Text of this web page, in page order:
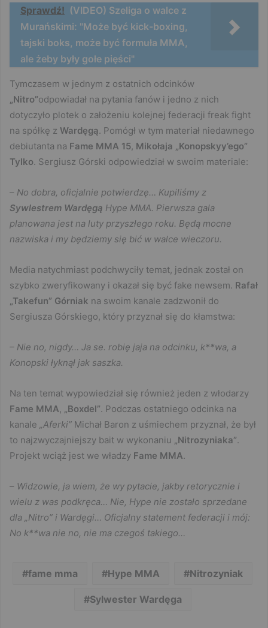
Sprawdź! (VIDEO) Szeliga o walce z
Murańskimi: "Może być kick-boxing,
tajski boks, może być formuła MMA,
ale żeby były gołe pięści"
Tymczasem w jednym z ostatnich odcinków
„Nitro”odpowiadał na pytania fanów i jedno z nich
dotyczyło plotek o założeniu kolejnej federacji freak fight
na spółkę z Wardęgą. Pomógł w tym materiał niedawnego
debiutanta na Fame MMA 15, Mikołaja „Konopskyy’ego”
Tylko. Sergiusz Górski odpowiedział w swoim materiale:
– No dobra, oficjalnie potwierdzę… Kupiliśmy z
Sywlestrem Wardęgą Hype MMA. Pierwsza gala
planowana jest na luty przyszłego roku. Będą mocne
nazwiska i my będziemy się bić w walce wieczoru.
Media natychmiast podchwyciły temat, jednak został on
szybko zweryfikowany i okazał się być fake newsem. Rafał
„Takefun” Górniak na swoim kanale zadzwonił do
Sergiusza Górskiego, który przyznał się do kłamstwa:
– Nie no, nigdy… Ja se. robię jaja na odcinku, k**wa, a
Konopski łyknął jak saszka.
Na ten temat wypowiedział się również jeden z włodarzy
Fame MMA, „Boxdel”. Podczas ostatniego odcinka na
kanale „Aferki” Michał Baron z uśmiechem przyznał, że był
to najzwyczajniejszy bait w wykonaniu „Nitrozyniaka”.
Projekt wciąż jest we władzy Fame MMA.
– Widzowie, ja wiem, że wy pytacie, jakby retorycznie i
wielu z was podkręca… Nie, Hype nie zostało sprzedane
dla „Nitro” i Wardęgi… Oficjalny statement federacji i mój:
No k**wa nie no, nie ma czegoś takiego…
fame mma Hype MMA Nitrozyniak
Sylwester Wardęga